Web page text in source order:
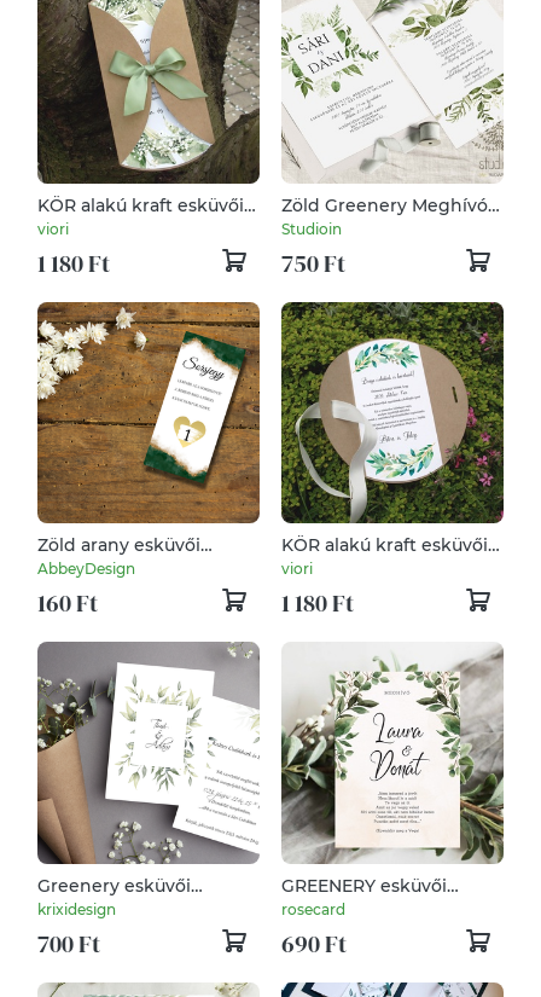
KÖR alakú kraft esküvői
meghívó greenery
viori
1 180 Ft
Zöld Greenery Meghívó,
Esküvői Meghívó, Erdei
Esküvő, Natur Meghívó,
Levél, Örökzöld,
Studioin
750 Ft
Zöld arany esküvői
kaparós sorsjegy
lakodalomba vagy
lánybúcsúra
AbbeyDesign
160 Ft
KÖR alakú kraft esküvői
meghívó zöldleveles ág
viori
1 180 Ft
Greenery esküvői
meghívó
krixidesign
700 Ft
GREENERY esküvői
meghívó
rosecard
690 Ft